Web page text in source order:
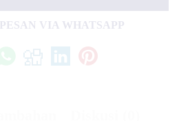
PESAN VIA WHATSAPP